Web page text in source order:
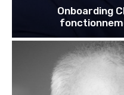
Onboarding